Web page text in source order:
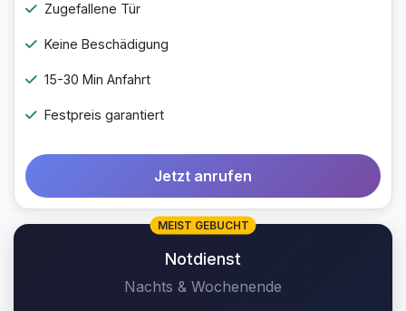
Zugefallene Tür
Keine Beschädigung
15-30 Min Anfahrt
Festpreis garantiert
Jetzt anrufen
MEIST GEBUCHT
Notdienst
Nachts & Wochenende